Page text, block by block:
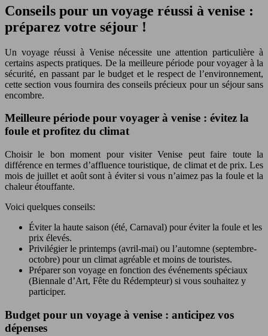
Conseils pour un voyage réussi à venise :
préparez votre séjour !
Un voyage réussi à Venise nécessite une attention particulière à
certains aspects pratiques. De la meilleure période pour voyager à la
sécurité, en passant par le budget et le respect de l’environnement,
cette section vous fournira des conseils précieux pour un séjour sans
encombre.
Meilleure période pour voyager à venise : évitez la
foule et profitez du climat
Choisir le bon moment pour visiter Venise peut faire toute la
différence en termes d’affluence touristique, de climat et de prix. Les
mois de juillet et août sont à éviter si vous n’aimez pas la foule et la
chaleur étouffante.
Voici quelques conseils:
Éviter la haute saison (été, Carnaval) pour éviter la foule et les
prix élevés.
Privilégier le printemps (avril-mai) ou l’automne (septembre-
octobre) pour un climat agréable et moins de touristes.
Préparer son voyage en fonction des événements spéciaux
(Biennale d’Art, Fête du Rédempteur) si vous souhaitez y
participer.
Budget pour un voyage à venise : anticipez vos
dépenses